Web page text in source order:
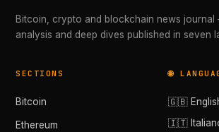
Bitcoin, crypto and blockchain news journal
analysis and deep dives published in seven
SECTIONS
Bitcoin
Ethereum
🌐
🇬🇧
🇮🇹